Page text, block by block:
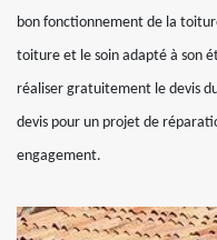
bon fonctionnement de la
toiture et le soin adapté à son
réaliser gratuitement le devis
devis pour un projet de
engagement.